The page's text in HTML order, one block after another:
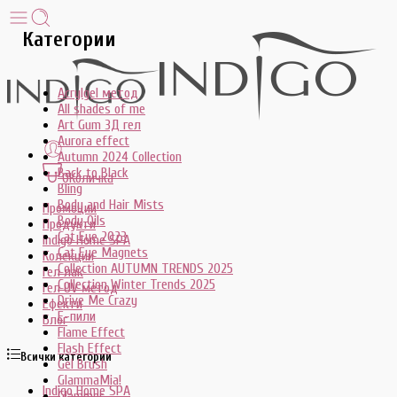
0Количка
Промоции
Продукти
Indigo Home SPA
Колекции
Гел лак
Гел UV метод
Ефекти
Блог
Всички категории
Indigo Home SPA
Категории
Acrylgel метод
All shades of me
Art Gum 3Д гел
Aurora effect
Autumn 2024 Collection
Back to Black
Bling
Body and Hair Mists
Body Oils
Cat Eye 2023
Cat Eye Magnets
Collection AUTUMN TRENDS 2025
Collection Winter Trends 2025
Drive Me Crazy
E-пили
Flame Effect
Flash Effect
Gel Brush
GlammaMia!